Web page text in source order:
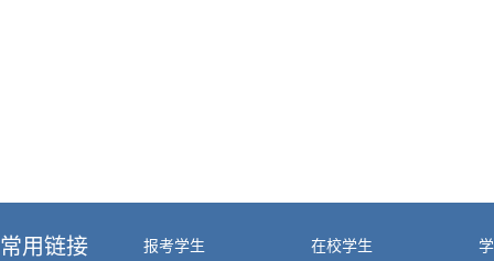
常用链接 报考学生 在校学生